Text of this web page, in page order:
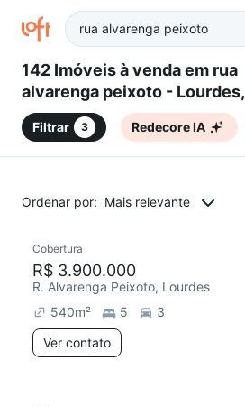
142 Imóveis à venda em rua
alvarenga peixoto - Lourdes,
Belo Horizonte, MG
Filtrar 3 Redecore IA
Ordenar por: Mais relevante
Redecorar
Cobertura
R$ 3.900.000
R. Alvarenga Peixoto, Lourdes
540m² 5
3
Ver contato